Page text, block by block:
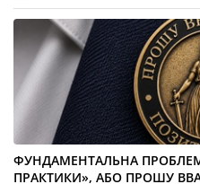
ФУНДАМЕНТАЛЬНА
ПРАКТИКИ», АБО ПРОШУ